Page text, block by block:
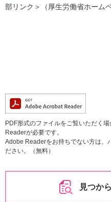
部リンク＞
（厚生労働省ホーム
PDF形式のファイルをご覧いただく
Readerが必要です。
Adobe Readerをお持ちでない方は、
ださい。（無料）
見つか